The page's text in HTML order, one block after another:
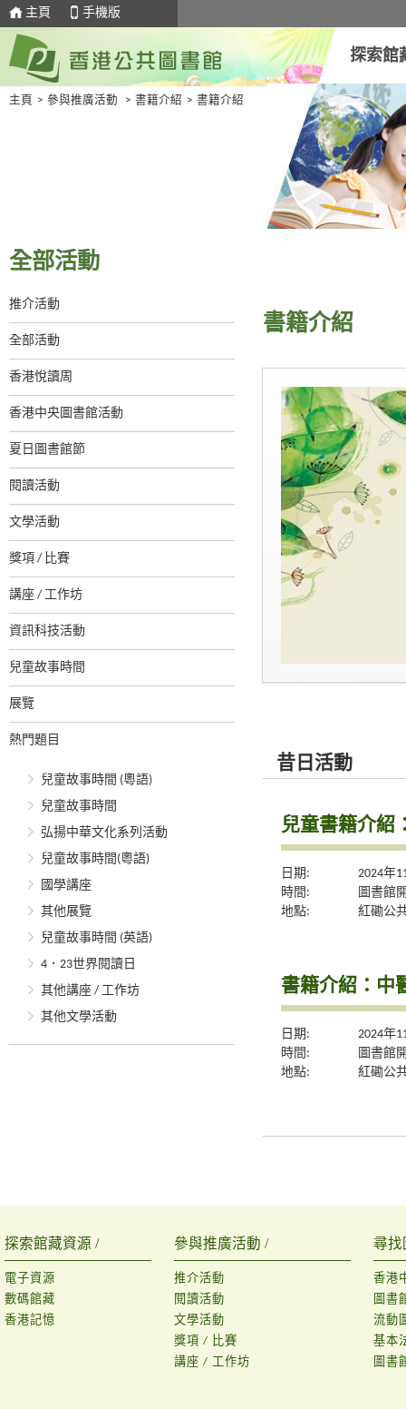
主頁 手機版
探索館
主頁 > 參與推廣活動 > 書籍介紹 > 書籍介紹
全部活動
推介活動
全部活動
香港悅讀周
香港中央圖書館活動
夏日圖書館節
閱讀活動
文學活動
獎項 / 比賽
講座 / 工作坊
資訊科技活動
兒童故事時間
展覽
熱門題目
兒童故事時間 (粵語)
兒童故事時間
弘揚中華文化系列活動
兒童故事時間(粵語)
國學講座
其他展覽
兒童故事時間 (英語)
4．23世界閱讀日
其他講座 / 工作坊
其他文學活動
書籍介紹
昔日活動
兒童書籍介紹
日期:
2024年
時間:
圖書館
地點:
紅磡公
書籍介紹：中
日期:
2024年
時間:
圖書館
地點:
紅磡公
探索館藏資源 /
電子資源
數碼館藏
香港記憶
參與推廣活動 /
推介活動
閱讀活動
文學活動
獎項 / 比賽
講座 / 工作坊
尋找
香港
圖書
流動
基本
圖書